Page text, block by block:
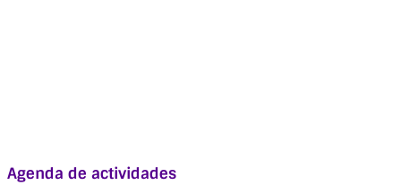
Agenda de actividades